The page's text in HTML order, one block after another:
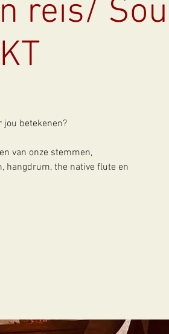
reis/
betekenen?
van onze stemmen,
hangdrum, the native flute en